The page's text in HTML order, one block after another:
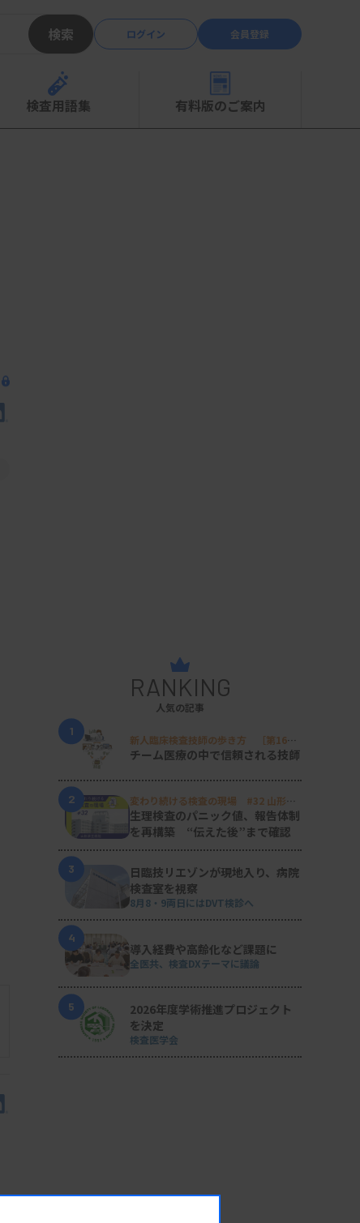
検索 ログイン 会員登録
検査用語集 有料版のご案内
RANKING
人気の記事
1
新人臨床検査技師の歩き方 ［第16
回］
チーム医療の中で信頼される技師
2
変わり続ける検査の現場 #32 山形済
生病院
生理検査のパニック値、報告体制
を再構築 “伝えた後”まで確認
3
日臨技リエゾンが現地入り、病院
検査室を視察
8月8・9両日にはDVT検診へ
4
導入経費や高齢化など課題に
全医共、検査DXテーマに議論
5
2026年度学術推進プロジェクト
を決定
検査医学会